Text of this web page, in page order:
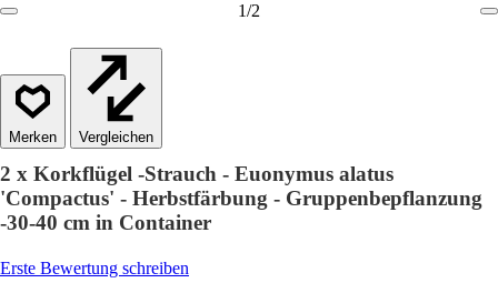
1/2
Vergleichen
2 x Korkflügel -Strauch - Euonymus alatus
'Compactus' - Herbstfärbung - Gruppenbepflanzung
-30-40 cm in Container
Erste Bewertung schreiben